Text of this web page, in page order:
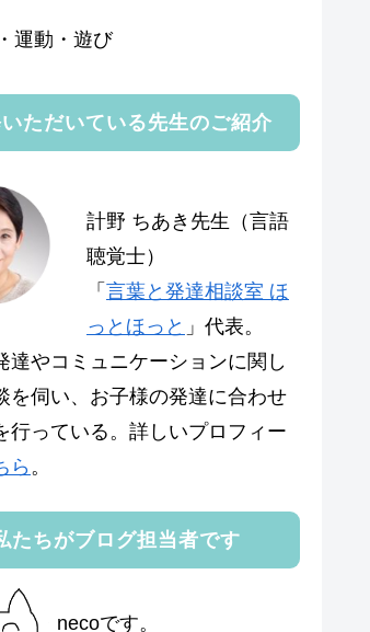
運動・遊び
ただいている先生のご紹介
計野 ちあき先生（言語
聴覚士）
「 言葉と発達相談室 ほ
っとほっと 」代表。
達やコミュニケーションに関し
を伺い、お子様の発達に合わせ
行っている。詳しいプロフィー
ら 。
たちがブログ担当者です
necoです。